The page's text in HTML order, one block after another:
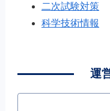
二次試験対策
科学技術情報
運